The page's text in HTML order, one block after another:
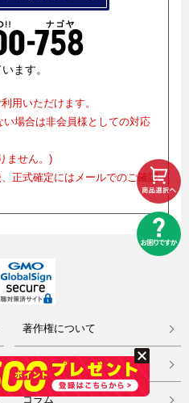
ます。
用いただけます。
場合は非会員様としての対応
ません。)
正式確定にはメールでのご確認
著作権について
リンク集
コラム